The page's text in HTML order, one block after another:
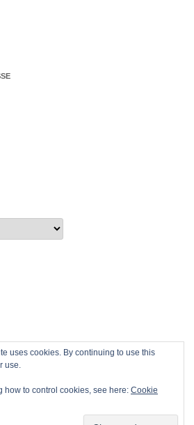
uses cookies. By continuing to use this
use.
how to control cookies, see here: Cookie